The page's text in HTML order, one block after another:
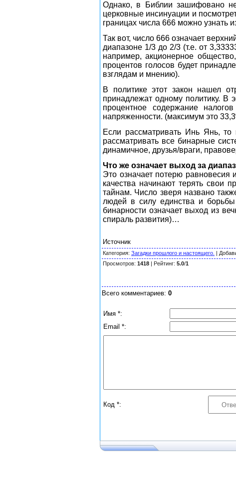
Однако, в Библии зашифовано
церковные инсинуации и
границах числа 666 можно узнать
Так вот, число 666 означает
диапазоне 1/3 до 2/3 (т.е. от
например, акционерное
процентов голосов будет
взглядам и мнению).
В политике этот закон нашел
принадлежат одному политику. В
процентное содержание
напряженности. (максимум это
Если рассматривать Инь Янь,
рассматривать все бинарные
динамичное, друзья/враги,
Что же означает выход за
Это означает потерю равновесия
качества начинают терять свои
тайнам. Число зверя названо
людей в силу единства и
бинарности означает выход из
спираль развития)…
Источник
Категория: Загадки прошлого и настоящего. |
Просмотров: 1418 | Рейтинг: 5.0/1
Всего комментариев: 0
Имя *:
Email *:
Код *: